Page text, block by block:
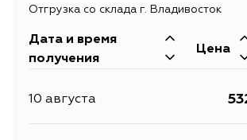
Отгрузка со склада г. Владивосток
Дата и время
получения
Цена
10 августа